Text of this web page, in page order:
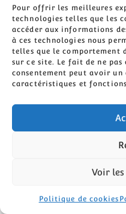
Pour offrir les meilleures
technologies telles que les
accéder aux informations
à ces technologies nous
telles que le comportement
sur ce site. Le fait de ne
consentement peut avoir
caractéristiques et
Voir les
Politique de cookies